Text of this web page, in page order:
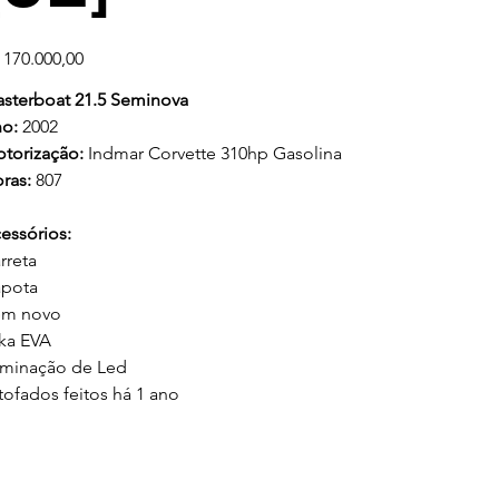
170.000,00
21.5 Seminova
2002
Indmar Corvette 310hp Gasolina
807
novo
EVA
de Led
feitos há 1 ano